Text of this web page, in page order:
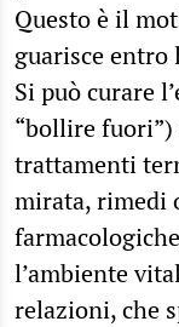
Questo è il
guarisce entro
Si può curare
“bollire
trattamenti
mirata, rimedi
l’ambiente
relazioni, che